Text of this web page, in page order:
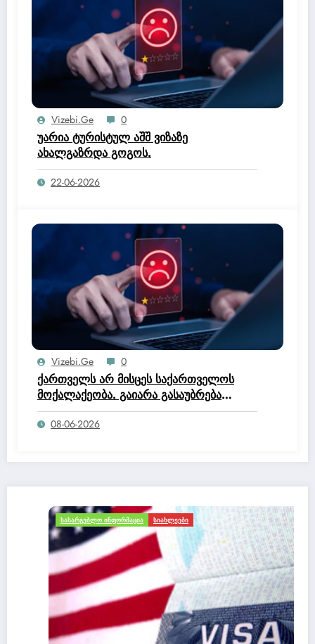
Vizebi.ge 0
უარია ტურისტულ აშშ ვიზაზე
ახალგაზრდა გოგოს.
22-06-2026
Vizebi.ge 0
ქართველს არ მისცეს საქართველოს
მოქალაქეობა. გაიარა გასაუბრება
იუსტიციის სახლში და მოქალაქეობის
კომისია დაწერა, რომ არ ეკუთნის
08-06-2026
ᲡᲐᲡᲐᲠᲒᲔᲑᲚᲝ ᲘᲜᲤᲝᲠᲛᲐᲪᲘᲐ ᲡᲘᲐᲮᲚᲔᲔᲑᲘ